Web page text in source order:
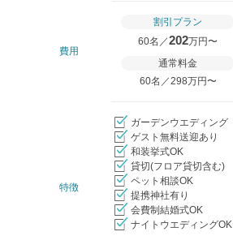
費用
割引プラン
60名／202万円〜
通常料金
60名／298万円〜
特徴
ガーデンウエディング
ゲスト無料送迎あり
和装挙式OK
貸切(フロア貸切含む)
ペット相談OK
提携神社有り
会費制結婚式OK
ナイトウエディングOK